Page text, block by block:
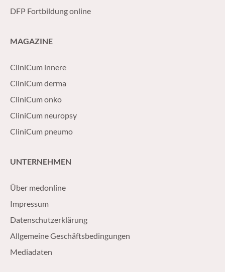
DFP Fortbildung online
MAGAZINE
CliniCum innere
CliniCum derma
CliniCum onko
CliniCum neuropsy
CliniCum pneumo
UNTERNEHMEN
Über medonline
Impressum
Datenschutzerklärung
Allgemeine Geschäftsbedingungen
Mediadaten